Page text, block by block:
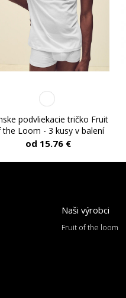
podvliekacie tričko Fruit
the Loom - 3 kusy v balení
od 15.76 €
Naši výrobci
Fruit of the loom